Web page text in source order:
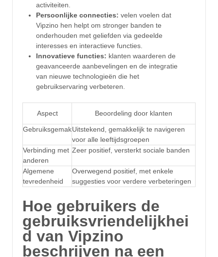
activiteiten.
Persoonlijke connecties: velen voelen dat
Vipzino hen helpt om stronger banden te
onderhouden met geliefden via gedeelde
interesses en interactieve functies.
Innovatieve functies: klanten waarderen de
geavanceerde aanbevelingen en de integratie
van nieuwe technologieën die het
gebruikservaring verbeteren.
Aspect Beoordeling door klanten
GebruiksgemakUitstekend, gemakkelijk te navigeren
voor alle leeftijdsgroepen
Verbinding met
anderen
Zeer positief, versterkt sociale banden
Algemene
tevredenheid
Overwegend positief, met enkele
suggesties voor verdere verbeteringen
Hoe gebruikers de
gebruiksvriendelijkhei
d van Vipzino
beschrijven na een